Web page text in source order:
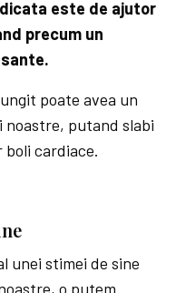
este de ajutor
precum un
poate avea un
putand slabi
cardiace.
unei stimei de sine
o putem